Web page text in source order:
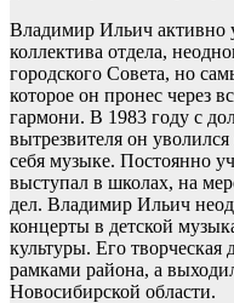
Владимир Ильич активно
коллектива отдела,
городского Совета, но
которое он пронес через
гармони. В 1983 году с
вытрезвителя он
себя музыке. Постоянно
выступал в школах, на
дел. Владимир Ильич
концерты в детской
культуры. Его творческая
рамками района, а
Новосибирской области.